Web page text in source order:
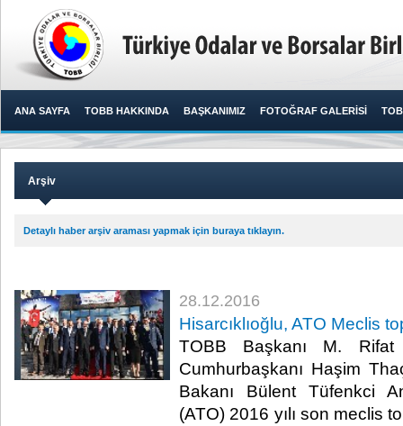
ANA SAYFA TOBB HAKKINDA BAŞKANIMIZ FOTOĞRAF GALERİSİ
Arşiv
Detaylı haber arşiv araması yapmak için buraya tıklayın.
28.12.2016
Hisarcıklıoğlu, ATO Meclis
TOBB Başkanı M. Rifat
Cumhurbaşkanı Haşim
Bakanı Bülent Tüfenkci
(ATO) 2016 yılı son meclis